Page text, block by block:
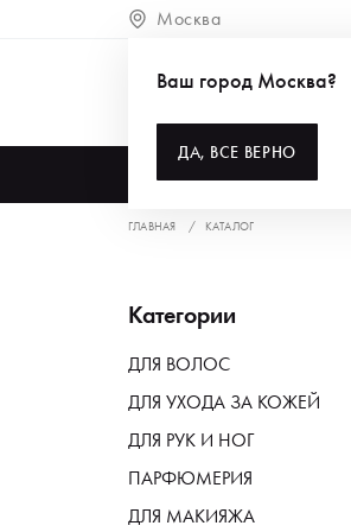
Москва
Ваш город Москва?
ДА, ВСЕ ВЕРНО
ГЛАВНАЯ КАТАЛОГ
Категории
ДЛЯ ВОЛОС
ДЛЯ УХОДА ЗА КОЖЕЙ
ДЛЯ РУК И НОГ
ПАРФЮМЕРИЯ
ДЛЯ МАКИЯЖА